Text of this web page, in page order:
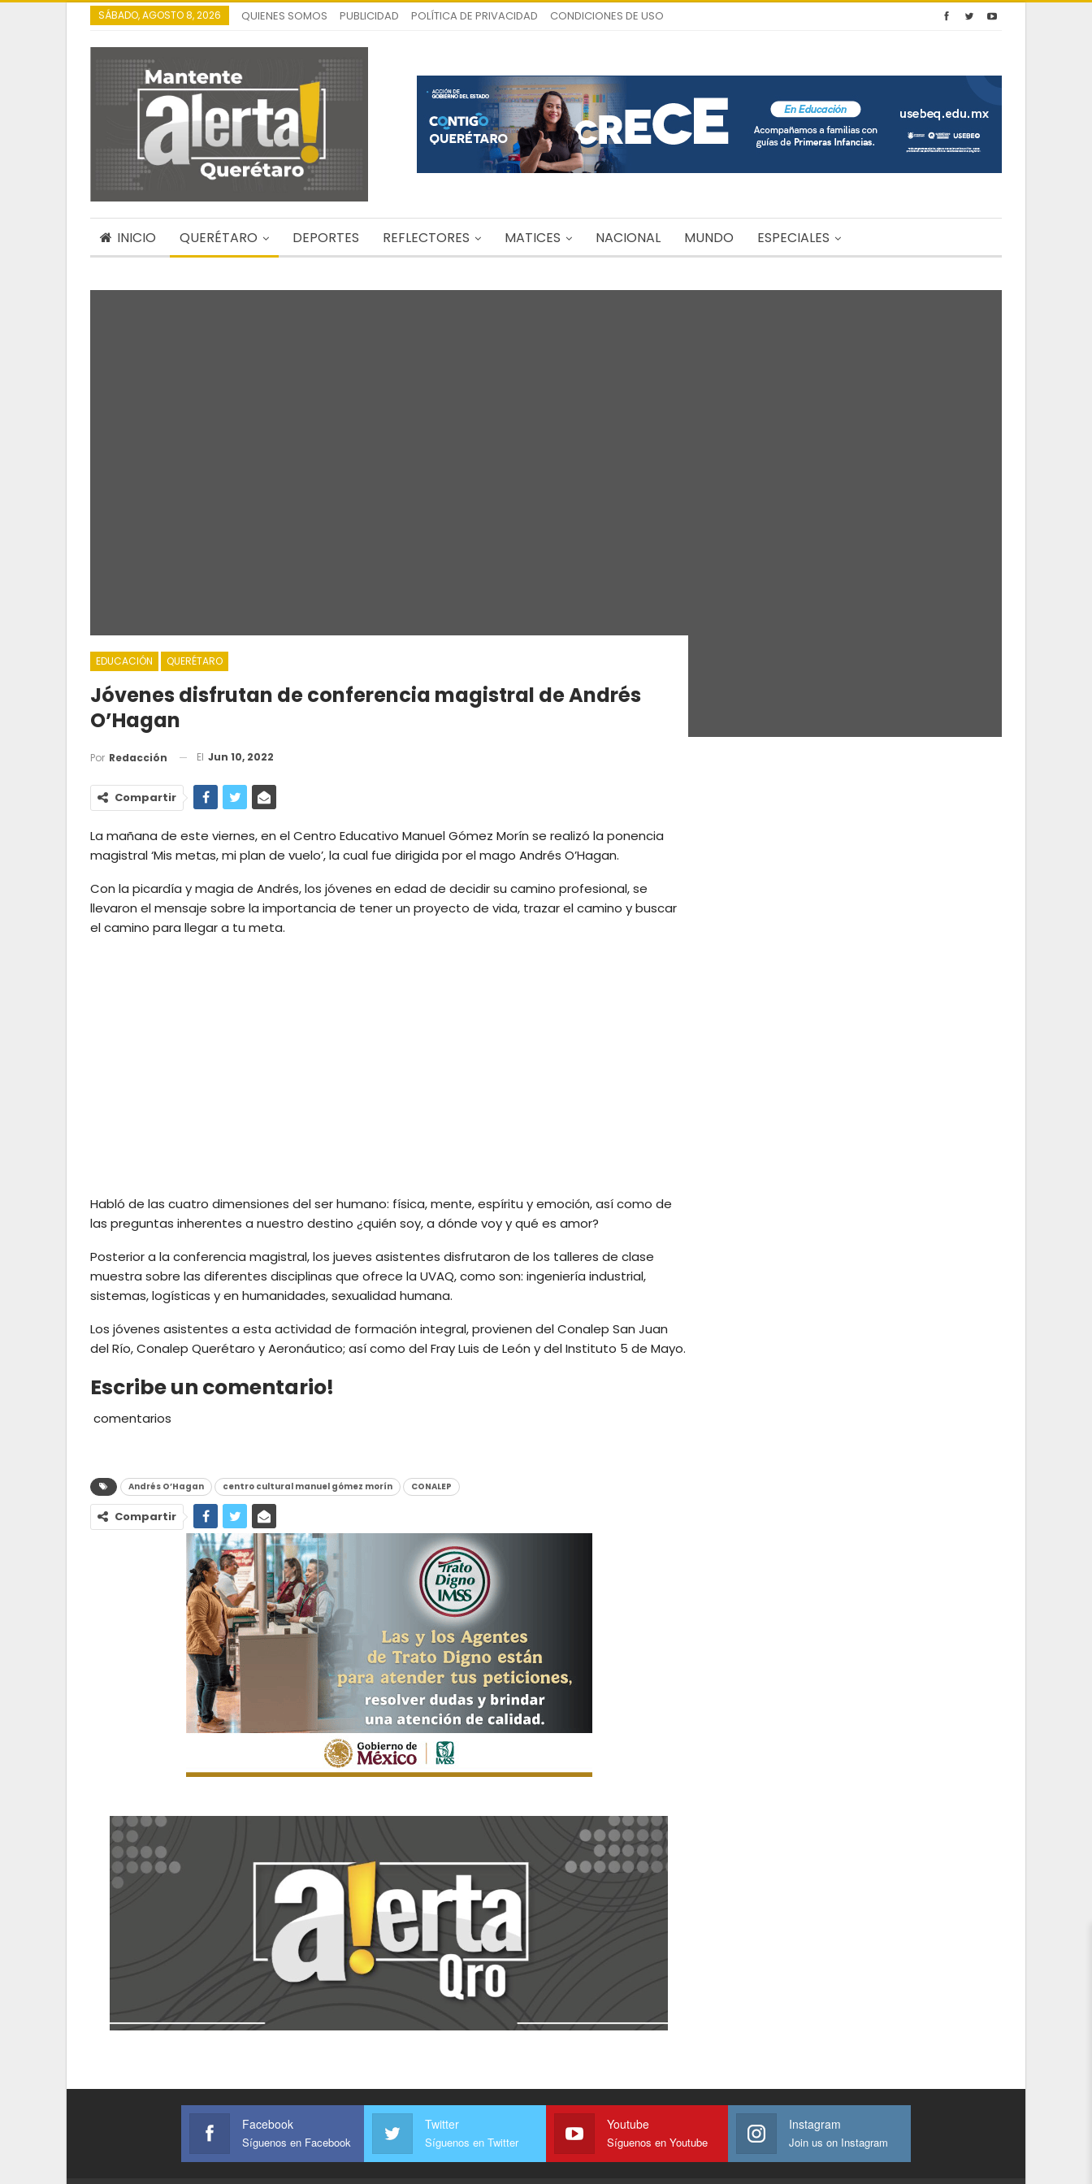
SÁBADO, AGOSTO 8, 2026 QUIENES SOMOS PUBLICIDAD POLÍTICA DE PRIVACIDAD CONDICIONES DE USO
INICIO QUERÉTARO DEPORTES REFLECTORES MATICES NACIONAL MUNDO ESPECIALES
EDUCACIÓN QUERÉTARO
Jóvenes disfrutan de conferencia magistral de Andrés
O’Hagan
Por Redacción El Jun 10, 2022
Compartir
La mañana de este viernes, en el Centro Educativo Manuel Gómez Morín se realizó la ponencia
magistral ‘Mis metas, mi plan de vuelo’, la cual fue dirigida por el mago Andrés O’Hagan.
Con la picardía y magia de Andrés, los jóvenes en edad de decidir su camino profesional, se
llevaron el mensaje sobre la importancia de tener un proyecto de vida, trazar el camino y buscar
el camino para llegar a tu meta.
Habló de las cuatro dimensiones del ser humano: física, mente, espíritu y emoción, así como de
las preguntas inherentes a nuestro destino ¿quién soy, a dónde voy y qué es amor?
Posterior a la conferencia magistral, los jueves asistentes disfrutaron de los talleres de clase
muestra sobre las diferentes disciplinas que ofrece la UVAQ, como son: ingeniería industrial,
sistemas, logísticas y en humanidades, sexualidad humana.
Los jóvenes asistentes a esta actividad de formación integral, provienen del Conalep San Juan
del Río, Conalep Querétaro y Aeronáutico; así como del Fray Luis de León y del Instituto 5 de Mayo.
Escribe un comentario!
comentarios
Andrés O’Hagan centro cultural manuel gómez morín CONALEP
Compartir
Facebook
Síguenos en Facebook
Twitter
Síguenos en Twitter
Youtube
Síguenos en Youtube
Instagram
Join us on Instagram